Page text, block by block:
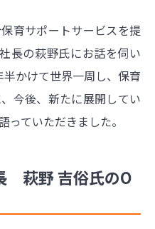
育サポートサービスを提
長の萩野氏にお話を伺い
かけて世界一周し、保育
今後、新たに展開してい
っていただきました。
萩野 吉俗氏のO